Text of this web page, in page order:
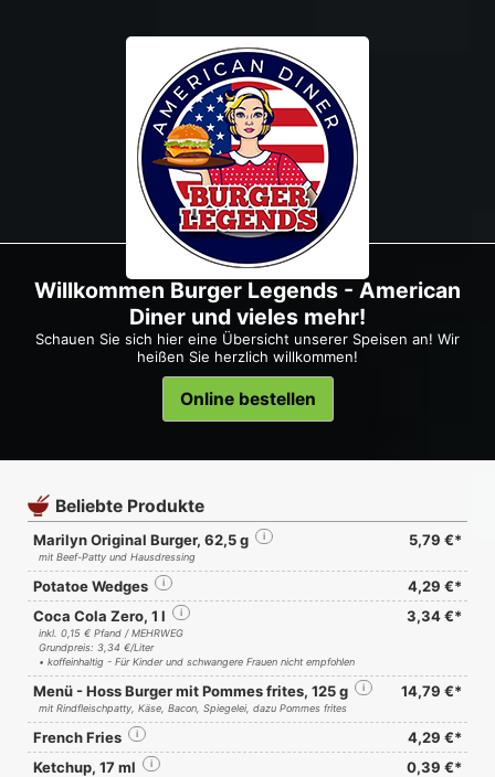
Willkommen Burger Legends - American
Diner und vieles mehr!
Schauen Sie sich hier eine Übersicht unserer Speisen an! Wir
heißen Sie herzlich willkommen!
Online bestellen
Beliebte Produkte
Marilyn Original Burger, 62,5 g i 5,79 €*
mit Beef-Patty und Hausdressing
Potatoe Wedges i
4,29 €*
Coca Cola Zero, 1 l
i 3,34 €*
inkl. 0,15 € Pfand / MEHRWEG
Grundpreis: 3,34 €/Liter
• koffeinhaltig - Für Kinder und schwangere Frauen nicht empfohlen
Menü - Hoss Burger mit Pommes frites, 125 g i 14,79 €*
mit Rindfleischpatty, Käse, Bacon, Spiegelei, dazu Pommes frites
French Fries i
4,29 €*
Ketchup, 17 ml
i 0,39 €*